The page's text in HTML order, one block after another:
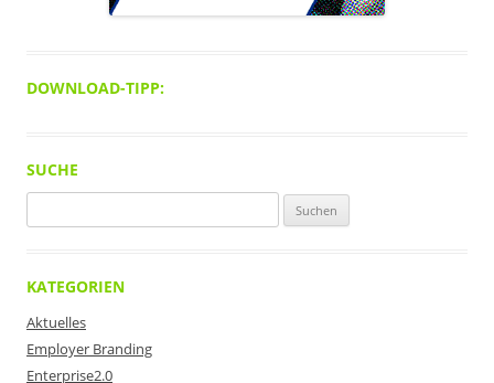
DOWNLOAD-TIPP:
SUCHE
nach:
KATEGORIEN
Aktuelles
Employer Branding
Enterprise2.0